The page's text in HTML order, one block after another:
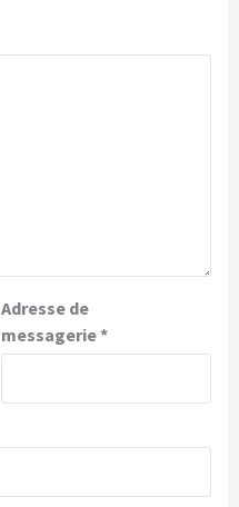
Adresse de
messagerie*